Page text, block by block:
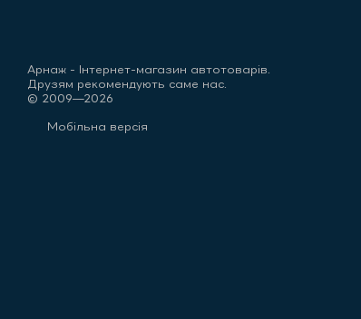
Арнаж - Інтернет-магазин автотоварів.
Друзям рекомендують саме нас.
© 2009—2026
Мобільна версія